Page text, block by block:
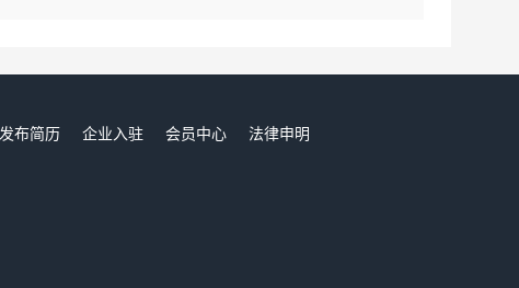
发布简历 企业入驻 会员中心
法律申明